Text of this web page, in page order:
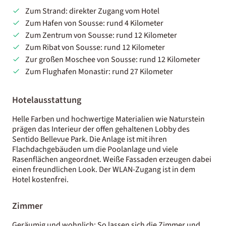
Zum Strand: direkter Zugang vom Hotel
Zum Hafen von Sousse: rund 4 Kilometer
Zum Zentrum von Sousse: rund 12 Kilometer
Zum Ribat von Sousse: rund 12 Kilometer
Zur großen Moschee von Sousse: rund 12 Kilometer
Zum Flughafen Monastir: rund 27 Kilometer
Hotelausstattung
Helle Farben und hochwertige Materialien wie Naturstein
prägen das Interieur der offen gehaltenen Lobby des
Sentido Bellevue Park. Die Anlage ist mit ihren
Flachdachgebäuden um die Poolanlage und viele
Rasenflächen angeordnet. Weiße Fassaden erzeugen dabei
einen freundlichen Look. Der WLAN-Zugang ist in dem
Hotel kostenfrei.
Zimmer